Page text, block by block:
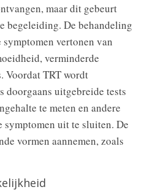
maar dit gebeurt
begeleiding. De behandeling
vertonen van
verminderde
Voordat TRT wordt
doorgaans uitgebreide tests
te meten en andere
uit te sluiten. De
vormen aannemen, zoals